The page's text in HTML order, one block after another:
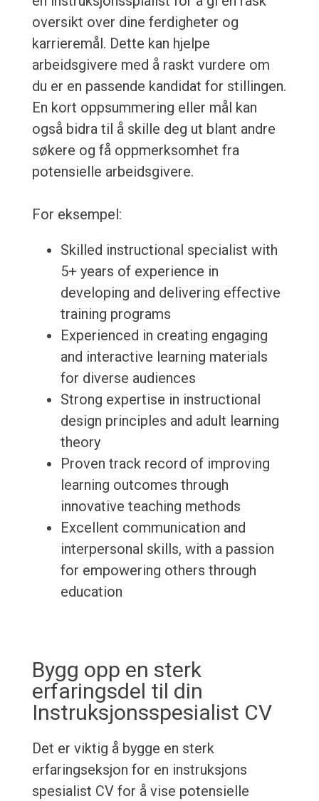
oversikt over dine ferdigheter og
karrieremål. Dette kan hjelpe
arbeidsgivere med å raskt vurdere om
du er en passende kandidat for stillingen.
En kort oppsummering eller mål kan
også bidra til å skille deg ut blant andre
søkere og få oppmerksomhet fra
potensielle arbeidsgivere.
For eksempel:
Skilled instructional specialist with
5+ years of experience in
developing and delivering effective
training programs
Experienced in creating engaging
and interactive learning materials
for diverse audiences
Strong expertise in instructional
design principles and adult learning
theory
Proven track record of improving
learning outcomes through
innovative teaching methods
Excellent communication and
interpersonal skills, with a passion
for empowering others through
education
Bygg opp en sterk
erfaringsdel til din
Instruksjonsspesialist CV
Det er viktig å bygge en sterk
erfaringseksjon for en instruksjons
spesialist CV for å vise potensielle